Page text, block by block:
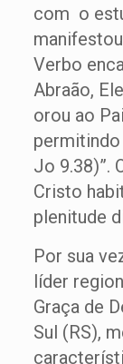
com o
Verbo
Abraão,
orou ao
permitindo
Jo 9.38)”.
Cristo
plenitude
Por sua
líder
Graça de
Sul (RS),